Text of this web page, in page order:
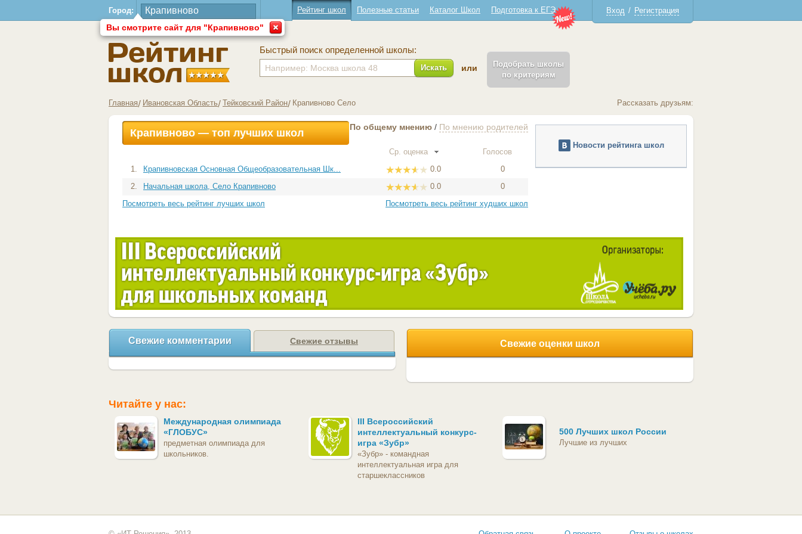
Город:
Вы смотрите сайт для "Крапивново"
Вход / Регистрация
Рейтинг школ Полезные статьи Каталог Школ Подготовка к ЕГЭ
Быстрый поиск определенной школы:
Искать или
Подобрать школы
по критериям
Главная Ивановская Область Тейковский Район Крапивново Село Рассказать друзьям:
Крапивново — топ лучших школ По общему мнению / По мнению родителей
Ср. оценка
Голосов
1.
Крапивновская Основная Общеобразовательная Шк... 0.0
0
2.
Начальная школа, Село Крапивново 0.0
0
Посмотреть весь рейтинг лучших школ
Посмотреть весь рейтинг худших школ
Новости рейтинга школ
Свежие комментарии Свежие отзывы Свежие оценки школ
Читайте у нас:
Международная олимпиада
«ГЛОБУС»
предметная олимпиада для
школьников.
III Всероссийский
интеллектуальный конкурс-
игра «Зубр»
«Зубр» - командная
интеллектуальная игра для
старшеклассников
500 Лучших школ России
Лучшие из лучших